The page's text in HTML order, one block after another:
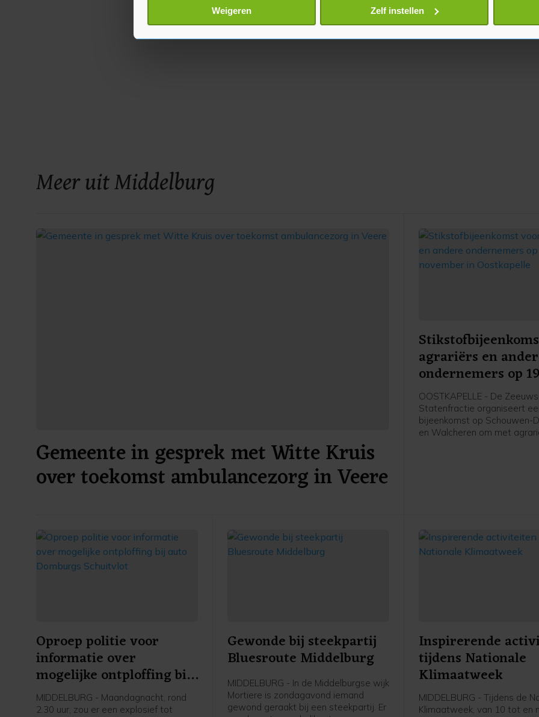
Lees meer over hoe uw persoonlijke gegevens worden verwerkt en stel uw voorkeuren in het
Weigeren Zelf instellen
Meer uit Middelburg
Gemeente in gesprek met Witte Kruis
over toekomst ambulancezorg in Veere
agrariërs en
ondernemers op 19
november in
OOSTKAPELLE - De
Statenfractie organiseert
bijeenkomst op Schouwen-
en Walcheren om met
Oproep politie voor
informatie over
mogelijke ontploffing bij
auto Domburgs
Schuitvlot
MIDDELBURG - Maandagnacht, rond
2.30 uur, zou er een explosief tot
Gewonde bij steekpartij
Bluesroute Middelburg
MIDDELBURG - In de Middelburgse wijk
Mortiere is zondagavond iemand
gewond geraakt bij een steekpartij. Er
Inspirerende
tijdens Nationale
Klimaatweek
MIDDELBURG - Tijdens de
Klimaatweek, van 10 tot en